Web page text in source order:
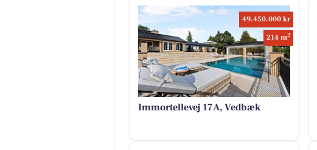
49.450.000 kr
214 m2
Immortellevej 17A, Vedbæk